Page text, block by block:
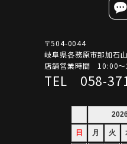
〒504-0044
岐阜県各務原市那加石
店舗営業時間 10:00～
TEL 058-